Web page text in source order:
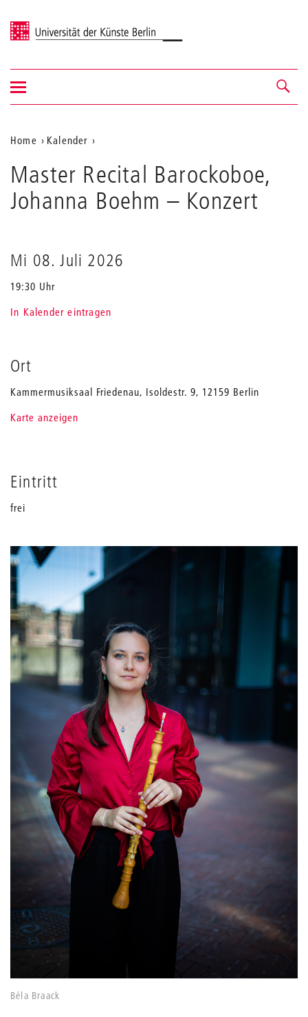
Universität der Künste Berlin
Navigation &
Suche
Navigation
ein-/ausblenden
Aktuelle
Position
auf
der
Home
Kalender
Recital
Barockoboe,
Johanna
Boehm
Master Recital Barockoboe,
Johanna Boehm – Konzert
Mi 08. Juli 2026
19:30 Uhr
In Kalender eintragen
Ort
Kammermusiksaal Friedenau, Isoldestr. 9, 12159 Berlin
Karte anzeigen
Eintritt
frei
Béla Braack